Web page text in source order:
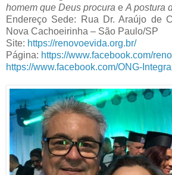
homem que Deus procura eA postura
Endereço Sede: Rua Dr. Araújo de
Nova Cachoeirinha – São Paulo/SP
Site: https://renovoevida.org.br/
Página: https://www.facebook.com/
https://www.facebook.com/ONG-